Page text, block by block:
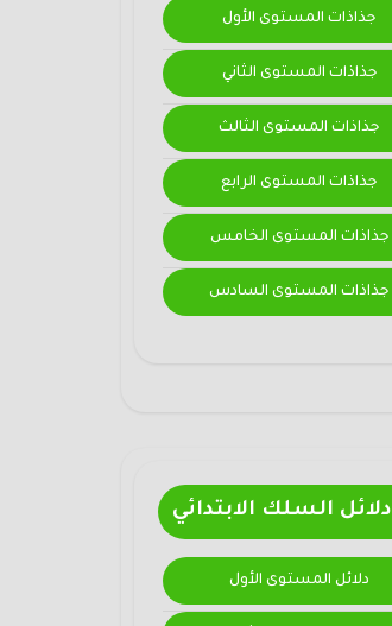
جذاذات المستوى الأول
جذاذات المستوى الثاني
جذاذات المستوى الثالث
جذاذات المستوى الرابع
جذاذات المستوى الخامس
جذاذات المستوى السادس
دلائل السلك الابتدائي
دلائل المستوى الأول